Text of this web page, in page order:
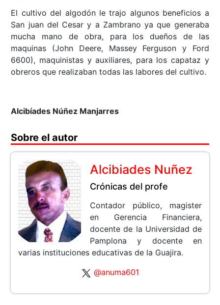
El cultivo del algodón le trajo algunos beneficios a
San juan del Cesar y a Zambrano ya que generaba
mucha mano de obra, para los dueños de las
maquinas (John Deere, Massey Ferguson y Ford
6600), maquinistas y auxiliares, para los capataz y
obreros que realizaban todas las labores del cultivo.
Alcibíades Núñez Manjarres
Sobre el autor
Alcibiades Nuñez
Crónicas del profe
Contador público, magister
en Gerencia Financiera,
docente de la Universidad de
Pamplona y docente en
varias instituciones educativas de la Guajira.
@anuma601